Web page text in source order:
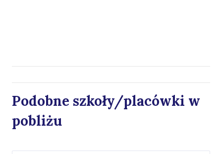
Podobne szkoły/placówki w
pobliżu